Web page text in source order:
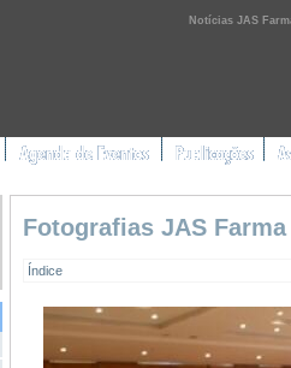
Notícias JAS
Fotografias JAS
Índice